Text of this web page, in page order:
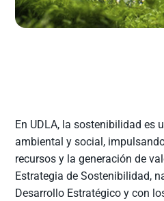
En UDLA, la sostenibilidad es
ambiental y social,
recursos y la generación de
Estrategia de Sostenibilidad,
Desarrollo Estratégico y con